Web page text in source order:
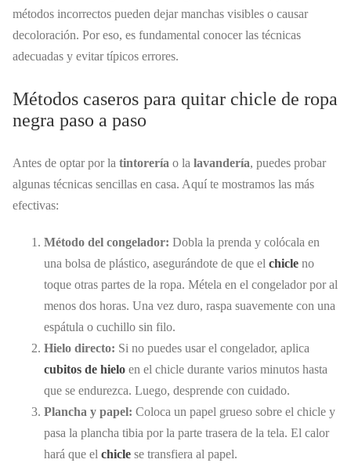
métodos incorrectos pueden dejar manchas visibles o causar
decoloración. Por eso, es fundamental conocer las técnicas
adecuadas y evitar típicos errores.
Métodos caseros para quitar chicle de ropa
negra paso a paso
Antes de optar por la tintorería o la lavandería, puedes probar
algunas técnicas sencillas en casa. Aquí te mostramos las más
efectivas:
Método del congelador: Dobla la prenda y colócala en
una bolsa de plástico, asegurándote de que el chicle no
toque otras partes de la ropa. Métela en el congelador por al
menos dos horas. Una vez duro, raspa suavemente con una
espátula o cuchillo sin filo.
Hielo directo: Si no puedes usar el congelador, aplica
cubitos de hielo en el chicle durante varios minutos hasta
que se endurezca. Luego, desprende con cuidado.
Plancha y papel: Coloca un papel grueso sobre el chicle y
pasa la plancha tibia por la parte trasera de la tela. El calor
hará que el chicle se transfiera al papel.